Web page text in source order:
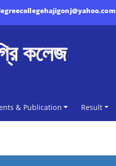
কলেজ
& Publication Result